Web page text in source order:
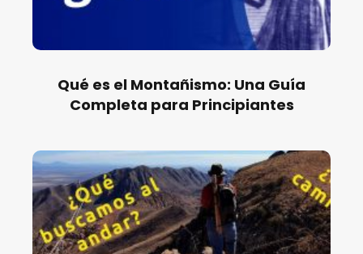
Qué es el Montañismo: Una Guía
Completa para Principiantes